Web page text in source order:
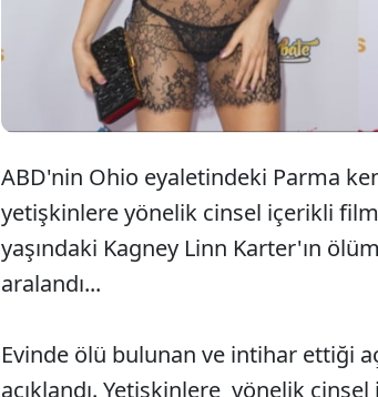
ABD'nin Ohio eyaletindeki Parma
yetişkinlere yönelik cinsel içerikli
yaşındaki Kagney Linn Karter'ın
aralandı...
Evinde ölü bulunan ve intihar ettiği
açıklandı. Yetişkinlere yönelik